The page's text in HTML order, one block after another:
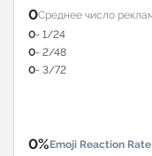
0Среднее число
0- 1/24
0- 2/48
0- 3/72
0%Emoji Reaction Rate